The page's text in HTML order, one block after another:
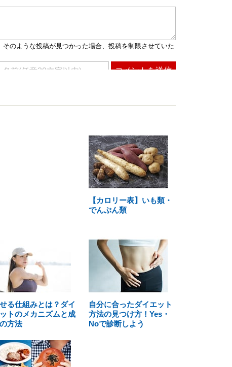
【カロリー表】いも類・
でんぷん類
る仕組みとは？ダイ
トのメカニズムと成
方法
自分に合ったダイエット
方法の見つけ方！Yes・
Noで診断しよう